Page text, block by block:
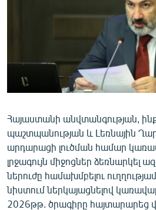
ՄԵԿՆԱԲԱՆՈՒԹՅՈՒՆ
ՏՏ ԵՒ ԻՆՏԵՐՆԵՏ
ԿՈՐՈՆԱՎԻՐՈՒՍ
ԱՐԽԻՎ
ՏԵՍԱՆՅՈՒԹԵՐ
ԲԱՆԱՎԵՃ
ՁԳՏԵԼՈՎ ԼԱՎԱԳՈՒՅՆԻՆ
Հայաստանի անվտանգության,
պաշտպանության և Լեռնային
արդարացի լուծման համար
լրջագույն միջոցներ ձեռնարկել
ներուժը համախմբելու
նիստում ներկայացնելով
2026թթ. ծրագիրը հայտարարեց